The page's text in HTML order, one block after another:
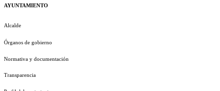
AYUNTAMIENTO
Alcalde
Órganos de gobierno
Normativa y documentación
Transparencia